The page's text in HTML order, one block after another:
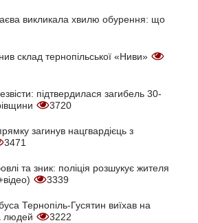
викликала хвилю обурення: що
склад тернопільської «Ниви»
підтвердилася загибель 30-
3720
загинув нацгвардієць з
3471
та зник: поліція розшукує жителя
3339
Тернопіль-Гусятин виїхав на
людей
3222